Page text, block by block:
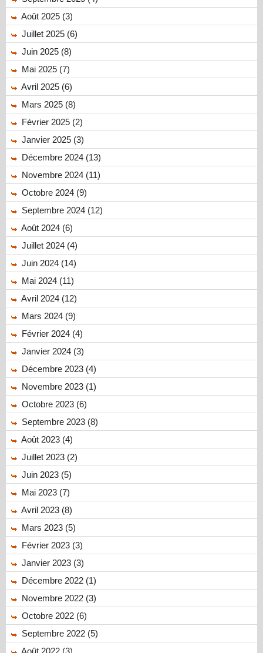
Août 2025 (3)
Juillet 2025 (6)
Juin 2025 (8)
Mai 2025 (7)
Avril 2025 (6)
Mars 2025 (8)
Février 2025 (2)
Janvier 2025 (3)
Décembre 2024 (13)
Novembre 2024 (11)
Octobre 2024 (9)
Septembre 2024 (12)
Août 2024 (6)
Juillet 2024 (4)
Juin 2024 (14)
Mai 2024 (11)
Avril 2024 (12)
Mars 2024 (9)
Février 2024 (4)
Janvier 2024 (3)
Décembre 2023 (4)
Novembre 2023 (1)
Octobre 2023 (6)
Septembre 2023 (8)
Août 2023 (4)
Juillet 2023 (2)
Juin 2023 (5)
Mai 2023 (7)
Avril 2023 (8)
Mars 2023 (5)
Février 2023 (3)
Janvier 2023 (3)
Décembre 2022 (1)
Novembre 2022 (3)
Octobre 2022 (6)
Septembre 2022 (5)
Août 2022 (3)